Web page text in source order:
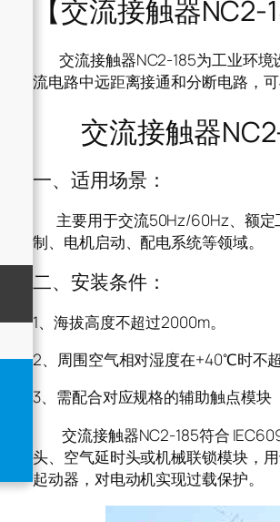
【交流接触器
交流接触器NC2-185为工业环境
流电路中远距离接通和分断电路，
交流接触器NC2-
一、适用场景：
主要用于交流50Hz/60Hz、额定
制、电机启动、配电系统等领域。
二、安装条件：
1、海拔高度不超过2000m。
2、周围空气相对湿度在+40℃时不
3、需配合对应规格的辅助触点模块
交流接触器NC2-185符合
头、空气延时头或机械联锁模块，
起动器，对电动机实现过载保护。